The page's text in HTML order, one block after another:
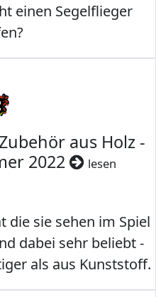
einen Segelflieger
aus Holz -
2022
lesen
die sie sehen im Spiel
dabei sehr beliebt -
als aus Kunststoff.